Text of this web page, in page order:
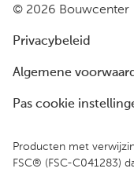
© 2026 Bouwcenter
Privacybeleid
Algemene
Pas cookie
Producten met
FSC® (FSC-C041283)